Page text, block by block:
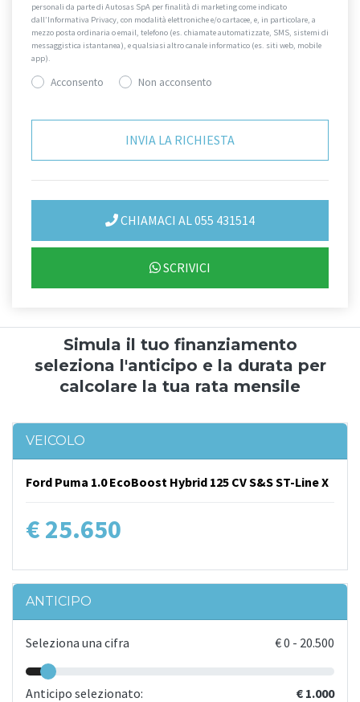
personali da parte di Autosas SpA per finalità di marketing come indicato
dall’Informativa Privacy, con modalità elettroniche e/o cartacee, e, in particolare, a
mezzo posta ordinaria o email, telefono (es. chiamate automatizzate, SMS, sistemi di
messaggistica istantanea), e qualsiasi altro canale informatico (es. siti web, mobile
app).
Acconsento Non acconsento
CHIAMACI AL 055 431514
SCRIVICI
Simula il tuo finanziamento
seleziona l'anticipo e la durata per
calcolare la tua rata mensile
VEICOLO
Ford Puma 1.0 EcoBoost Hybrid 125 CV S&S ST-Line X
€ 25.650
ANTICIPO
Seleziona una cifra €0 - 20.500
Anticipo selezionato: € 1.000